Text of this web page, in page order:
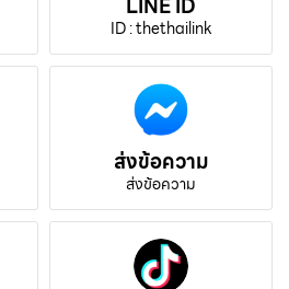
ID : thethailink
ส่งข้อความ
ส่งข้อความ